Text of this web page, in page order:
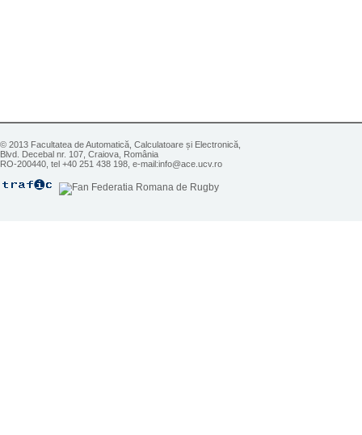
© 2013 Facultatea de Automatică, Calculatoare și Electronică,
Blvd. Decebal nr. 107, Craiova, România
RO-200440, tel +40 251 438 198, e-mail:info@ace.ucv.ro